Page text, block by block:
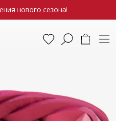
нового сезона!